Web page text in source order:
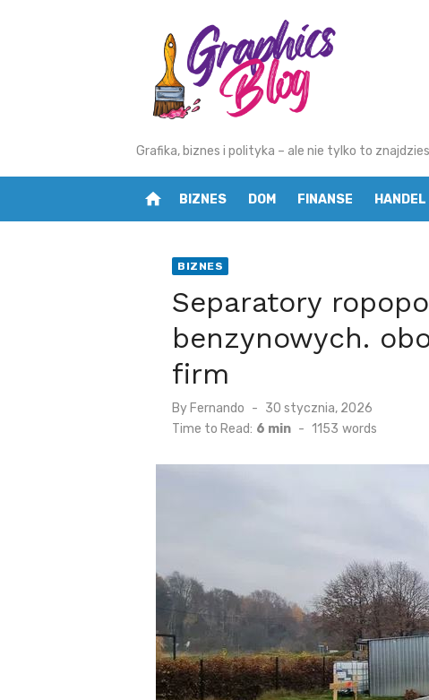
Grafika, biznes i polityka – ale nie tylko to
home BIZNES DOM FINANSE HANDEL
BIZNES
Separatory
benzynowych.
firm
By Fernando
Posted
on
30 stycznia, 2026
Time to Read: 6 min - 1153 words